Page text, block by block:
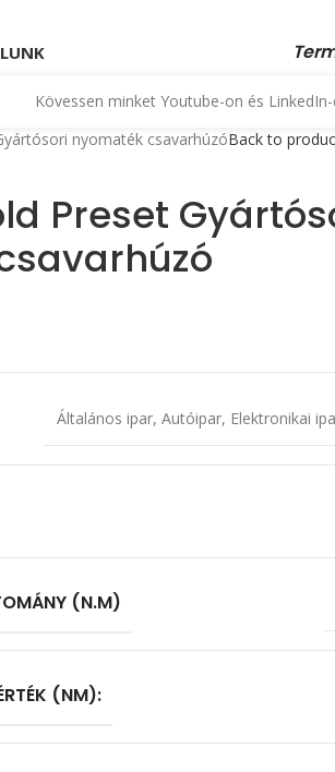
Kövessen minket Youtube-on és LinkedIn-
nyomaték csavarhúzóBack to
Preset
Általános ipar, Autóipar, Elektronikai
(N.M)
(NM):